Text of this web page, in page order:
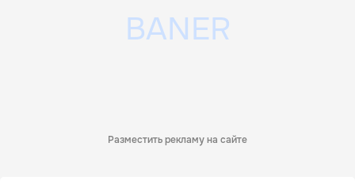
Разместить рекламу на сайте